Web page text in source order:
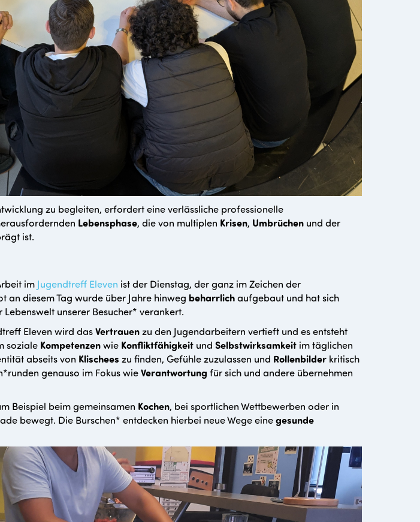
zu begleiten, erfordert eine verlässliche professionelle
Lebensphase, die von multiplen Krisen, Umbrüchen und der
ist.
im Jugendtreff Eleven ist der Dienstag, der ganz im Zeichen der
an diesem Tag wurde über Jahre hinweg beharrlichaufgebaut und hat sich
unserer Besucher* verankert.
Eleven wird dasVertrauenzu den Jugendarbeitern vertieft und es entsteht
soziale Kompetenzenwie Konfliktfähigkeit und Selbstwirksamkeit im täglichen
abseits von Klischees zu finden, Gefühle zuzulassen und Rollenbilder kritisch
genauso im Fokus wieVerantwortung für sich und andere übernehmen
Beispiel beim gemeinsamen Kochen, bei sportlichen Wettbewerben oder in
bewegt. Die Burschen* entdecken hierbei neue Wege einegesunde